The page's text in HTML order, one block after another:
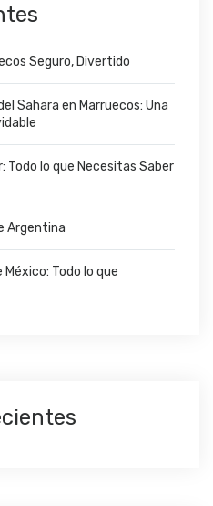
Seguro, Divertido
Sahara en Marruecos: Una
Todo lo que Necesitas Saber
Argentina
Todo lo que